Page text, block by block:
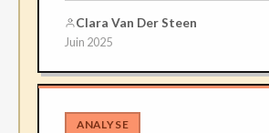
Clara Van Der Steen
Juin 2025
ANALYSE